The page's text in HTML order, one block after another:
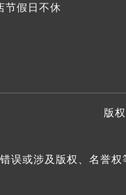
节假日不休
版
误或涉及版权、名誉